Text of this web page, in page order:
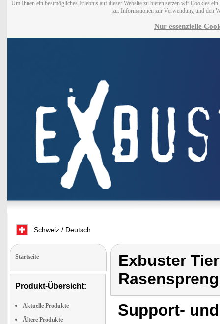
Um Ihnen ein bestmögliches Erlebnis auf dieser Website zu bieten setzen wir Cookies
zu. Informationen zur Verwendung und den
Nur essenzielle
Schweiz / Deutsch
Startseite
Produkt-Übersicht:
Aktuelle Produkte
Ältere Produkte
Exbuster
Support-